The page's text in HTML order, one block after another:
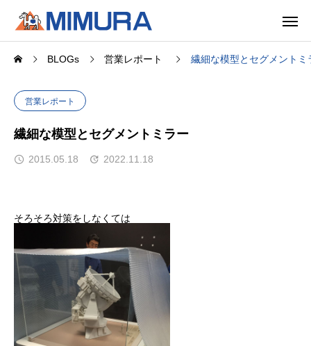
BLOGs 営業レポート 繊細な模型とセグメントミ
営業レポート
繊細な模型とセグメントミラー
2015.05.18 2022.11.18
そろそろ対策をしなくては